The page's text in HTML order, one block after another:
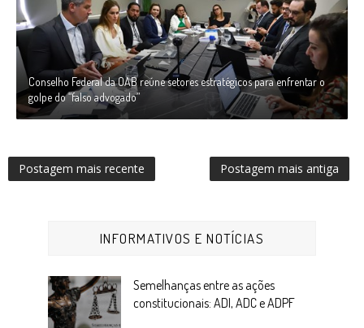
Conselho Federal da OAB reúne setores estratégicos para enfrentar o
golpe do “falso advogado”
Postagem mais recente Postagem mais antiga
INFORMATIVOS E NOTÍCIAS
Semelhanças entre as ações
constitucionais: ADI, ADC e ADPF